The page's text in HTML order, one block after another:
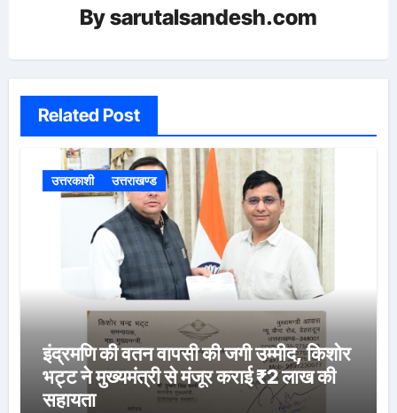
Bysarutalsandesh.com
Related Post
उत्तरकाशी उत्तराखण्ड
इंद्रमणि की वतन वापसी की जगी उम्मीद, किशोर
भट्ट ने मुख्यमंत्री से मंजूर कराई ₹2 लाख की
सहायता